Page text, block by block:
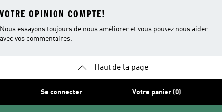
VOTRE OPINION COMPTE!
Nous essayons toujours de nous améliorer et vous pouvez nous aider
avec vos commentaires.
Haut de la page
Se connecter Votre panier (0)